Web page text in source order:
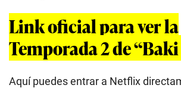
Link oficial para ver la
Temporada 2 de
Aquí puedes entrar a Netflix